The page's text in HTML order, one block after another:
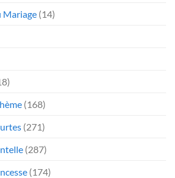
Mariage (14)
(168)
(271)
(287)
(174)